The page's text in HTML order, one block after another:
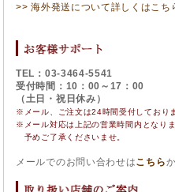
>> 海外発送について詳しくはこち
TEL：03-3464-5541
受付時間：10：00～17：00
（土日・祝日休み）
※メール、ご注文は24時間受付しており
※ メール対応は上記の営業時間内となり
予めご了承くださいませ。
メールでのお問い合わせはこちら